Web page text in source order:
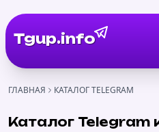
Tgup.info
ГЛАВНАЯ КАТАЛОГ TELEGRAM
Каталог Telegram